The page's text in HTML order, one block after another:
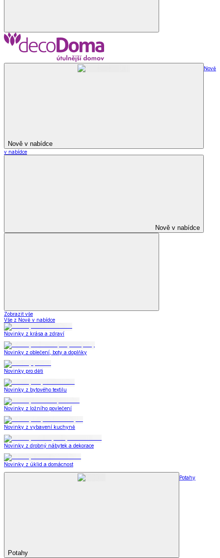
Nově v nabídce
Nově
v nabídce
Nově v nabídce
Zobrazit vše
Vše z Nově v nabídce
Novinky z krása a zdraví
Novinky z oblečení, boty a doplňky
Novinky pro děti
Novinky z bytového textilu
Novinky z ložního povlečení
Novinky z vybavení kuchyně
Novinky z drobný nábytek a dekorace
Novinky z úklid a domácnost
Potahy
Potahy